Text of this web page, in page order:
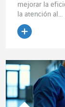
mejorar la
la atención al...